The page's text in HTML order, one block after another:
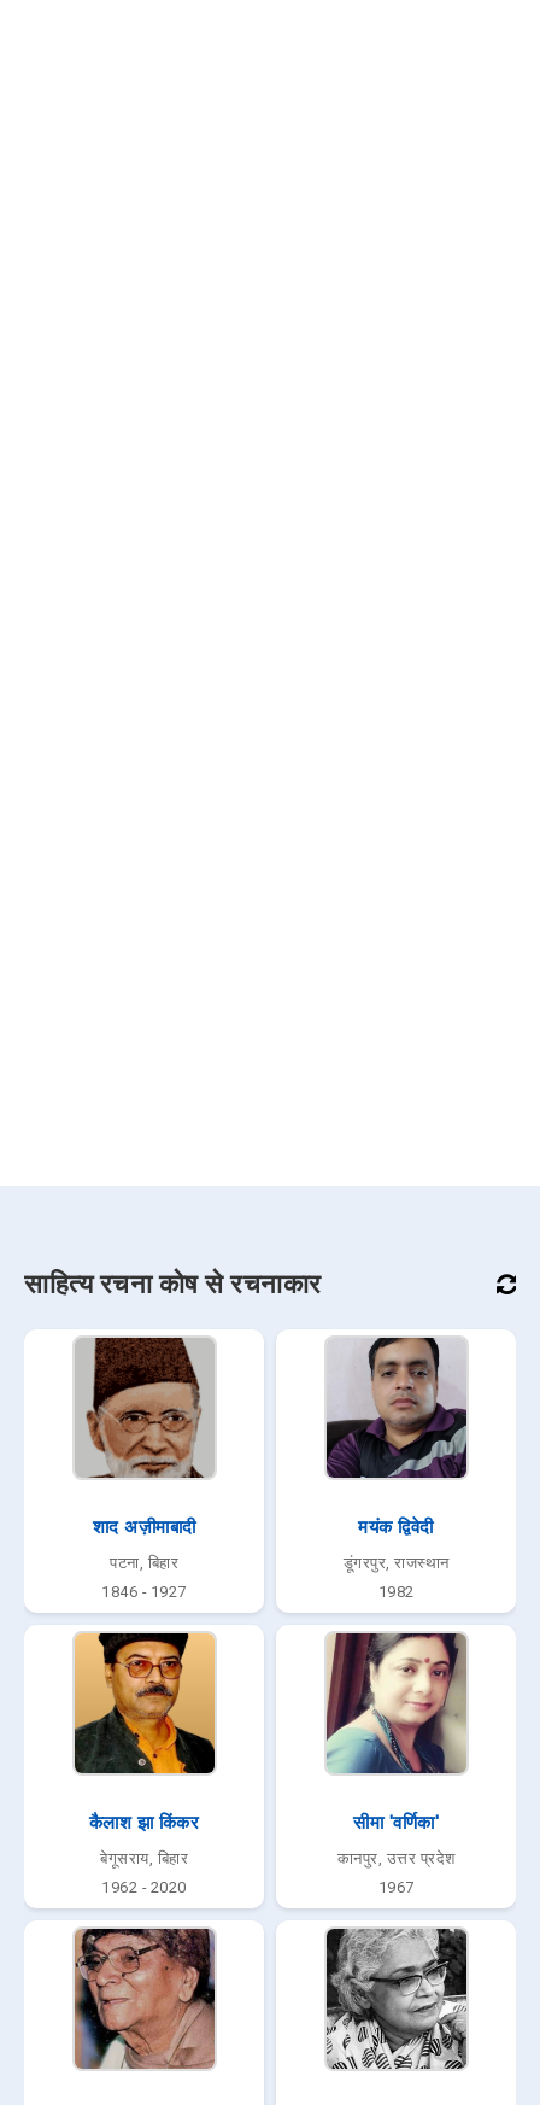
साहित्य रचना कोष से रचनाकार
शाद अज़ीमाबादी
पटना, बिहार
1846 - 1927
मयंक द्विवेदी
डूंगरपुर, राजस्थान
1982
कैलाश झा किंकर
बेगूसराय, बिहार
1962 - 2020
सीमा 'वर्णिका'
कानपुर, उत्तर प्रदेश
1967